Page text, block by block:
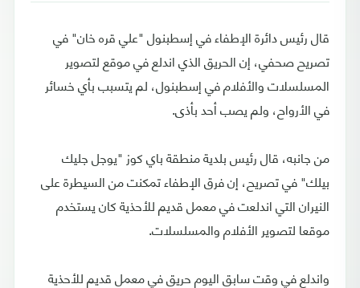
قال رئيس دائرة الإطفاء في إسطبنول "علي قره خان" في
تصريح صحفي، إن الحريق الذي اندلع في موقع لتصوير
المسلسلات والأفلام في إسطبنول، لم يتسبب بأي خسائر
في الأرواح، ولم يصب أحد بأذى.
من جانبه، قال رئيس بلدية منطقة باي كوز "يوجل جليك
بيلك" في تصريح، إن فرق الإطفاء تمكنت من السيطرة على
النيران التي اندلعت في معمل قديم للأحذية كان يستخدم
موقعا لتصوير الأفلام والمسلسلات.
واندلع في وقت سابق اليوم حريق في معمل قديم للأحذية